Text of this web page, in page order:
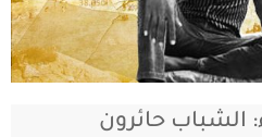
الشباب حائرون